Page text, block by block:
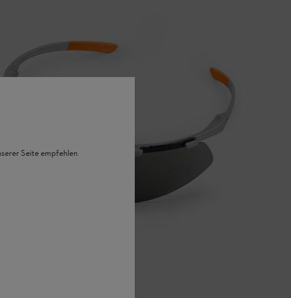
Seite empfehlen